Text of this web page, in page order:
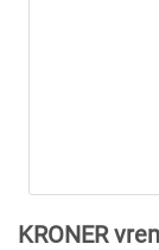
KRONER